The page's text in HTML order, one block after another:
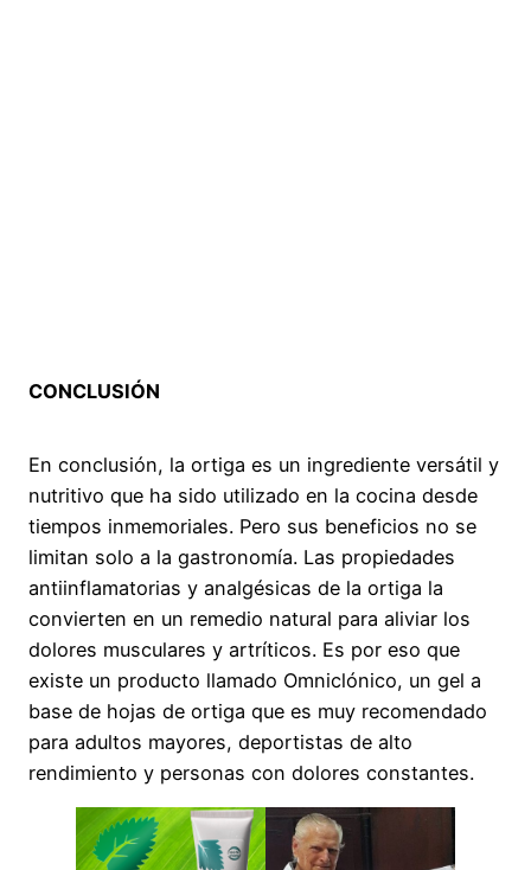
CONCLUSIÓN
En conclusión, la ortiga es un ingrediente versátil y
nutritivo que ha sido utilizado en la cocina desde
tiempos inmemoriales. Pero sus beneficios no se
limitan solo a la gastronomía. Las propiedades
antiinflamatorias y analgésicas de la ortiga la
convierten en un remedio natural para aliviar los
dolores musculares y artríticos. Es por eso que
existe un producto llamado Omniclónico, un gel a
base de hojas de ortiga que es muy recomendado
para adultos mayores, deportistas de alto
rendimiento y personas con dolores constantes.